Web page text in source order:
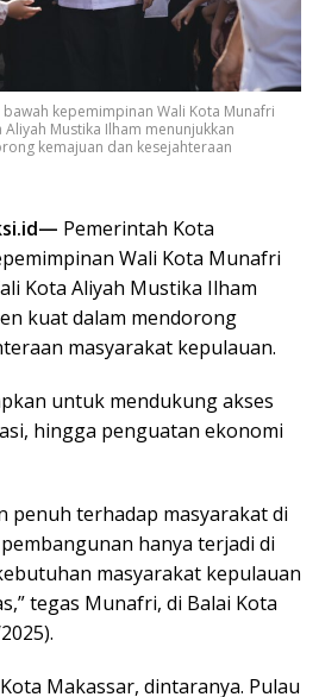
kepemimpinan Wali Kota Munafri
Mustika Ilham menunjukkan
kemajuan dan kesejahteraan
Pemerintah Kota
Wali Kota Munafri
Kota Aliyah Mustika Ilham
kuat dalam mendorong
masyarakat kepulauan.
untuk mendukung akses
hingga penguatan ekonomi
penuh terhadap masyarakat di
hanya terjadi di
masyarakat kepulauan
tegas Munafri, di Balai Kota
Makassar, dintaranya. Pulau